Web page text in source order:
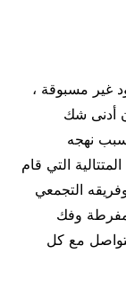
غير مسبوقة ،
أدنى شك
نهجه
التي قام
التجمعي
وفك
مع كل